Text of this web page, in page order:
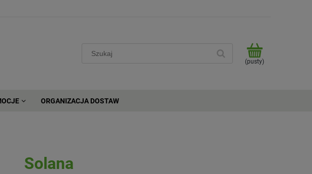
(pusty)
ORGANIZACJA DOSTAW
Solana